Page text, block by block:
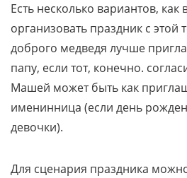
Есть несколько вариантов,
организовать праздник с этой
доброго медведя лучше
папу, если тот, конечно.
Машей может быть как
именинница (если день
девочки).
Для сценария праздника